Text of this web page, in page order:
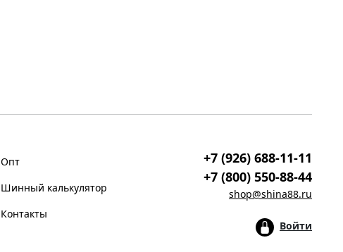
Опт
Шинный калькулятор
Контакты
+7 (926) 688-11-11
+7 (800) 550-88-44
shop@shina88.ru
Войти